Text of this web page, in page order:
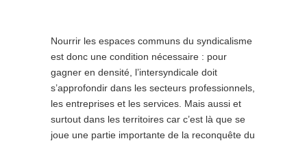
Nourrir les espaces communs du syndicalisme
est donc une condition nécessaire : pour
gagner en densité, l’intersyndicale doit
s’approfondir dans les secteurs professionnels,
les entreprises et les services. Mais aussi et
surtout dans les territoires car c’est là que se
joue une partie importante de la reconquête du